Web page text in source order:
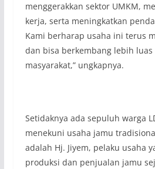
menggerakkan sektor UMKM,
kerja, serta meningkatkan
Kami berharap usaha ini terus
dan bisa berkembang lebih
masyarakat,” ungkapnya.
Setidaknya ada sepuluh warga
menekuni usaha jamu
adalah Hj. Jiyem, pelaku usaha
produksi dan penjualan jamu